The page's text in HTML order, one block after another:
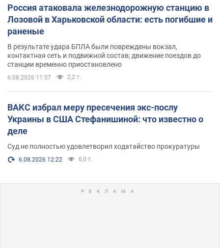
Россия атаковала железнодорожную станцию в
Лозовой в Харьковской области: есть погибшие и
раненые
В результате удара БПЛА были повреждены вокзал,
контактная сеть и подвижной состав; движение поездов до
станции временно приостановлено
6.08.2026 11:57 2,2 т.
ВАКС избрал меру пресечения экс-послу
Украины в США Стефанишиной: что известно о
деле
Суд не полностью удовлетворил ходатайство прокуратуры
6.08.2026 12:22 6,0 т.